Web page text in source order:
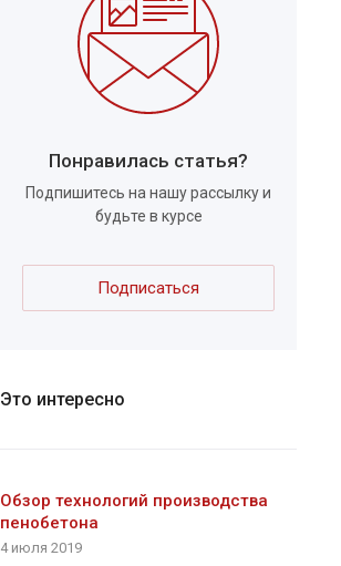
Понравилась статья?
Подпишитесь на нашу рассылку и
будьте в курсе
Подписаться
Это интересно
Обзор технологий производства
пенобетона
4 июля 2019